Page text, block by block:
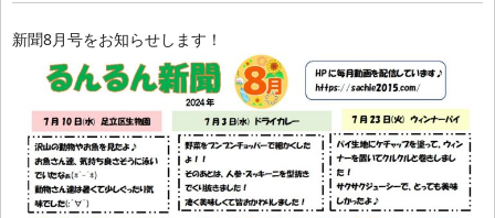
新聞8月号をお知らせします！